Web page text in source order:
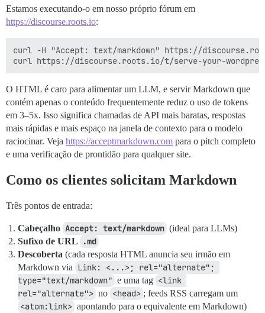
Estamos executando-o em nosso próprio fórum em
https://discourse.roots.io:
curl -H "Accept: text/markdown" https://
O HTML é caro para alimentar um LLM, e servir Markdown que
contém apenas o conteúdo frequentemente reduz o uso de tokens
em 3–5x. Isso significa chamadas de API mais baratas, respostas
mais rápidas e mais espaço na janela de contexto para o modelo
raciocinar. Veja https://acceptmarkdown.com para o pitch completo
e uma verificação de prontidão para qualquer site.
Como os clientes solicitam Markdown
Três pontos de entrada:
Cabeçalho Accept: text/markdown (ideal para LLMs)
Sufixo de URL
.md
Descoberta (cada resposta HTML anuncia seu irmão em
Markdown via Link: <...>; rel="alternate";
type="text/markdown" e uma tag <link
rel="alternate"> no <head> ; feeds RSS carregam um
<atom:link> apontando para o equivalente em Markdown)